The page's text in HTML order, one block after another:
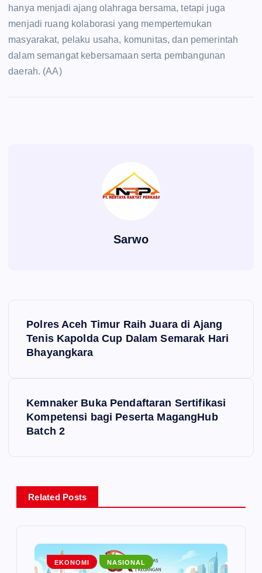
hanya menjadi ajang olahraga bersama, tetapi juga
menjadi ruang kolaborasi yang mempertemukan
masyarakat, pelaku usaha, komunitas, dan pemerintah
dalam semangat kebersamaan serta pembangunan
daerah. (AA)
Sarwo
v
Polres Aceh Timur Raih Juara di Ajang
Tenis Kapolda Cup Dalam Semarak Hari
Bhayangkara
Kemnaker Buka Pendaftaran Sertifikasi
Kompetensi bagi Peserta MagangHub
Batch 2
Related Posts
EKONOMI NASIONAL